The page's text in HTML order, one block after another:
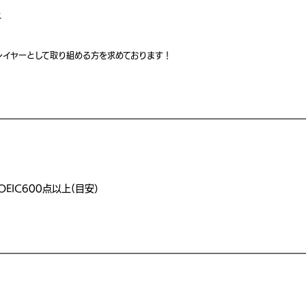
ヤーとして取り組める⽅を求めております！
点以上(⽬安）